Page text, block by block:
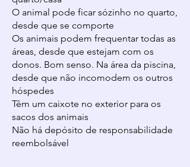
O animal pode ficar sózinho no quarto,
desde que se comporte
Os animais podem frequentar todas as
áreas, desde que estejam com os
donos. Bom senso. Na área da piscina,
desde que não incomodem os outros
hóspedes
Têm um caixote no exterior para os
sacos dos animais
Não há depósito de responsabilidade
reembolsável